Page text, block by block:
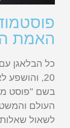
האמת
כל הבלאגן
20,
בשם "פוסט
העולם
לשאול